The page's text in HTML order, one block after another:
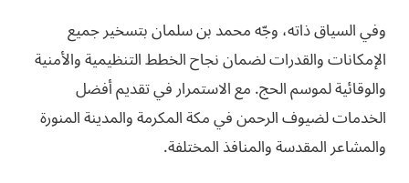
وفي السياق ذاته، وجّه محمد بن سلمان بتسخير جميع
الإمكانات والقدرات لضمان نجاح الخطط التنظيمية والأمنية
والوقائية لموسم الحج. مع الاستمرار في تقديم أفضل
الخدمات لضيوف الرحمن في مكة المكرمة والمدينة المنورة
والمشاعر المقدسة والمنافذ المختلفة.